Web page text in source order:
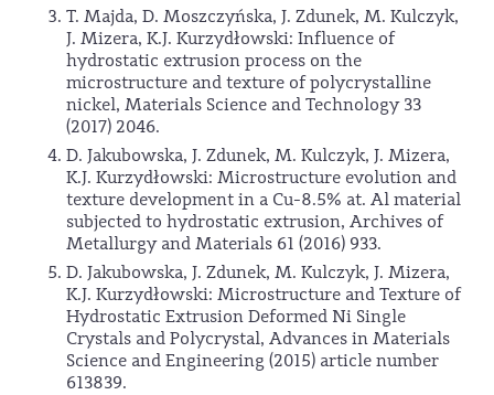
T. Majda, D. Moszczyńska, J. Zdunek, M. Kulczyk,
J. Mizera, K.J. Kurzydłowski: Influence of
hydrostatic extrusion process on the
microstructure and texture of polycrystalline
nickel, Materials Science and Technology 33
(2017) 2046.
D. Jakubowska, J. Zdunek, M. Kulczyk, J. Mizera,
K.J. Kurzydłowski: Microstructure evolution and
texture development in a Cu-8.5% at. Al material
subjected to hydrostatic extrusion, Archives of
Metallurgy and Materials 61 (2016) 933.
D. Jakubowska, J. Zdunek, M. Kulczyk, J. Mizera,
K.J. Kurzydłowski: Microstructure and Texture of
Hydrostatic Extrusion Deformed Ni Single
Crystals and Polycrystal, Advances in Materials
Science and Engineering (2015) article number
613839.